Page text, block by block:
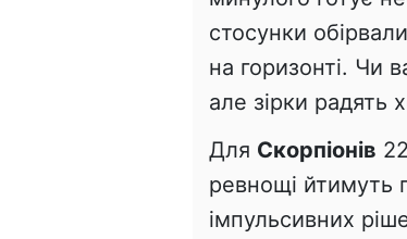
стосунки
на горизонті. Чи
але зірки радять
Для Скорпіонів
ревнощі йтимуть
імпульсивних